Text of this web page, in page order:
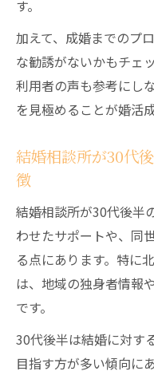
す。
加えて、成婚までのプ
な勧誘がないかもチェ
利用者の声も参考にし
を見極めることが婚活
結婚相談所が30代
徴
結婚相談所が30代後半
わせたサポートや、同
る点にあります。特に
は、地域の独身者情報
です。
30代後半は結婚に対す
目指す方が多い傾向に